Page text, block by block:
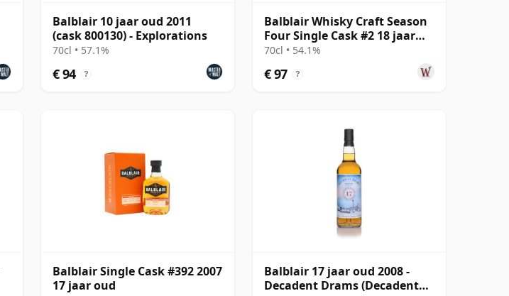
Balblair 10 jaar oud 2011
(cask 800130) - Explorations
70cl • 57.1%
€ 94 ?
Balblair Whisky Craft Season
Four Single Cask #2 18 jaar
oud
70cl • 54.1%
€ 97 ?
Balblair Single Cask #392 2007
17 jaar oud
Balblair 17 jaar oud 2008 -
Decadent Drams (Decadent